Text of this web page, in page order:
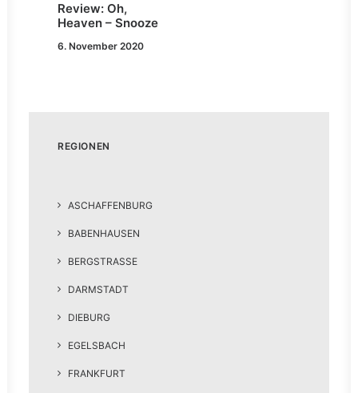
Review: Oh,
Heaven – Snooze
6. November 2020
REGIONEN
ASCHAFFENBURG
BABENHAUSEN
BERGSTRASSE
DARMSTADT
DIEBURG
EGELSBACH
FRANKFURT